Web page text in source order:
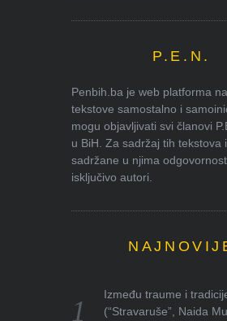
P.E.N.
Penbih.ba je web platforma
tekstove samostalno i
mogu objavljivati svi članovi
u BiH. Za sadržaj tih tekstova
sadržane u njima
isključivo autori.
Između traume i
(“Stravaruše”, Naida